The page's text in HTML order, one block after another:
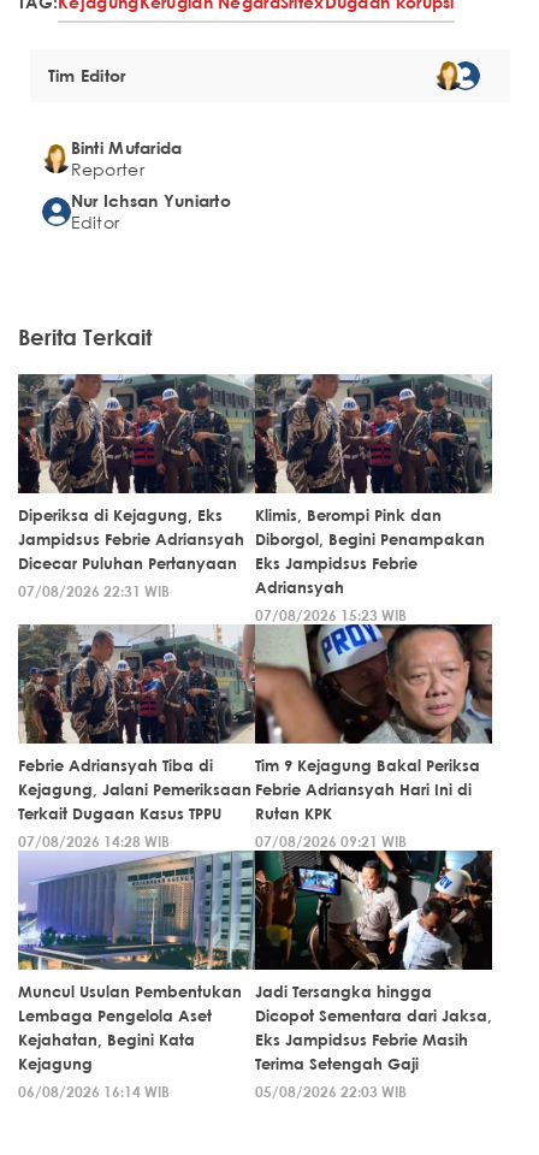
Tim Editor
Binti Mufarida
Reporter
Nur Ichsan Yuniarto
Editor
Berita Terkait
Diperiksa di Kejagung, Eks
Jampidsus Febrie Adriansyah
Dicecar Puluhan Pertanyaan
07/08/2026 22:31 WIB
Klimis, Berompi Pink dan
Diborgol, Begini Penampakan
Eks Jampidsus Febrie
Adriansyah
07/08/2026 15:23 WIB
Febrie Adriansyah Tiba di
Kejagung, Jalani Pemeriksaan
Terkait Dugaan Kasus TPPU
07/08/2026 14:28 WIB
Tim 9 Kejagung Bakal Periksa
Febrie Adriansyah Hari Ini di
Rutan KPK
07/08/2026 09:21 WIB
Muncul Usulan Pembentukan
Lembaga Pengelola Aset
Kejahatan, Begini Kata
Kejagung
06/08/2026 16:14 WIB
Jadi Tersangka hingga
Dicopot Sementara dari Jaksa,
Eks Jampidsus Febrie Masih
Terima Setengah Gaji
05/08/2026 22:03 WIB